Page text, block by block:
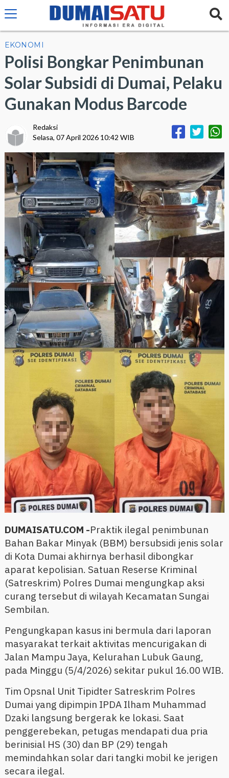
EKONOMI
Polisi Bongkar Penimbunan
Solar Subsidi di Dumai, Pelaku
Gunakan Modus Barcode
Redaksi
Selasa, 07 April 2026 10:42 WIB
DUMAISATU.COM -Praktik ilegal penimbunan
Bahan Bakar Minyak (BBM) bersubsidi jenis solar
di Kota Dumai akhirnya berhasil dibongkar
aparat kepolisian. Satuan Reserse Kriminal
(Satreskrim) Polres Dumai mengungkap aksi
curang tersebut di wilayah Kecamatan Sungai
Sembilan.
Pengungkapan kasus ini bermula dari laporan
masyarakat terkait aktivitas mencurigakan di
Jalan Mampu Jaya, Kelurahan Lubuk Gaung,
pada Minggu (5/4/2026) sekitar pukul 16.00 WIB.
Tim Opsnal Unit Tipidter Satreskrim Polres
Dumai yang dipimpin IPDA Ilham Muhammad
Dzaki langsung bergerak ke lokasi. Saat
penggerebekan, petugas mendapati dua pria
berinisial HS (30) dan BP (29) tengah
memindahkan solar dari tangki mobil ke jerigen
secara ilegal.